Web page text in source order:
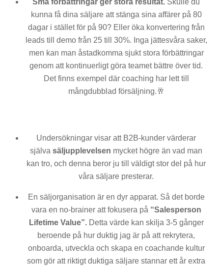
kunna få dina säljare att stänga sina affärer på 80
dagar i stället för på 90? Eller öka konvertering från
leads till demo från 25 till 30%. Inga jättesvåra saker,
men kan man åstadkomma sjukt stora förbättringar
genom att kontinuerligt göra teamet bättre över tid.
Det finns exempel där coaching har lett till
mångdubblad försäljning.🥂
Undersökningar visar att B2B-kunder värderar
självasäljupplevelsen mycket högre än vad man
kan tro, och denna beror ju till väldigt stor del på hur
våra säljare presterar.
En säljorganisation är en dyr apparat. Så det borde
vara en no-brainer att fokusera på “Salesperson
Lifetime Value”. Detta värde kan skilja 3-5 gånger
beroende på hur duktig jag är på att rekrytera,
onboarda, utveckla och skapa en coachande kultur
som gör att riktigt duktiga säljare stannar ett år extra